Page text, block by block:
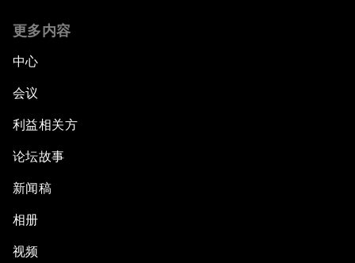
更多内容
中心
会议
利益相关方
论坛故事
新闻稿
相册
视频